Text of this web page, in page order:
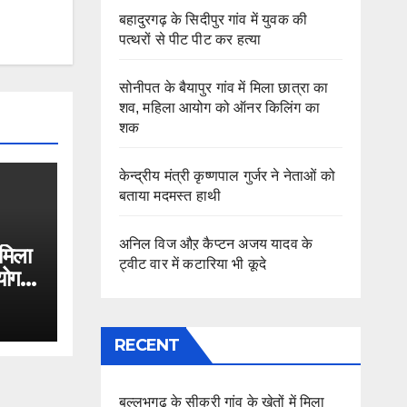
बहादुरगढ़ के सिदीपुर गांव में युवक की
पत्थरों से पीट पीट कर हत्या
सोनीपत के बैयापुर गांव में मिला छात्रा का
शव, महिला आयोग को ऑनर किलिंग का
शक
केन्द्रीय मंत्री कृष्णपाल गुर्जर ने नेताओं को
बताया मदमस्त हाथी
अनिल विज औऱ कैप्टन अजय यादव के
ट्वीट वार में कटारिया भी कूदे
RECENT
बल्लभगढ़ के सीकरी गांव के खेतों में मिला